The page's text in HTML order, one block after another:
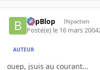
BlipBlop INpactien
Posté(e) le 16 mars 2004
AUTEUR
ouep, jsuis au courant...